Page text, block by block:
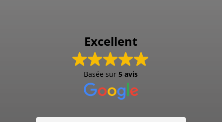
Excellent
Basée sur5 avis